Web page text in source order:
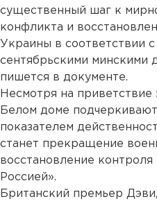
существенный шаг к
конфликта и
Украины в соответствии
сентябрьскими минскими
пишется в документе.
Несмотря на приветствие
Белом доме
показателем
станет прекращение
восстановление
Россией».
Британский премьер